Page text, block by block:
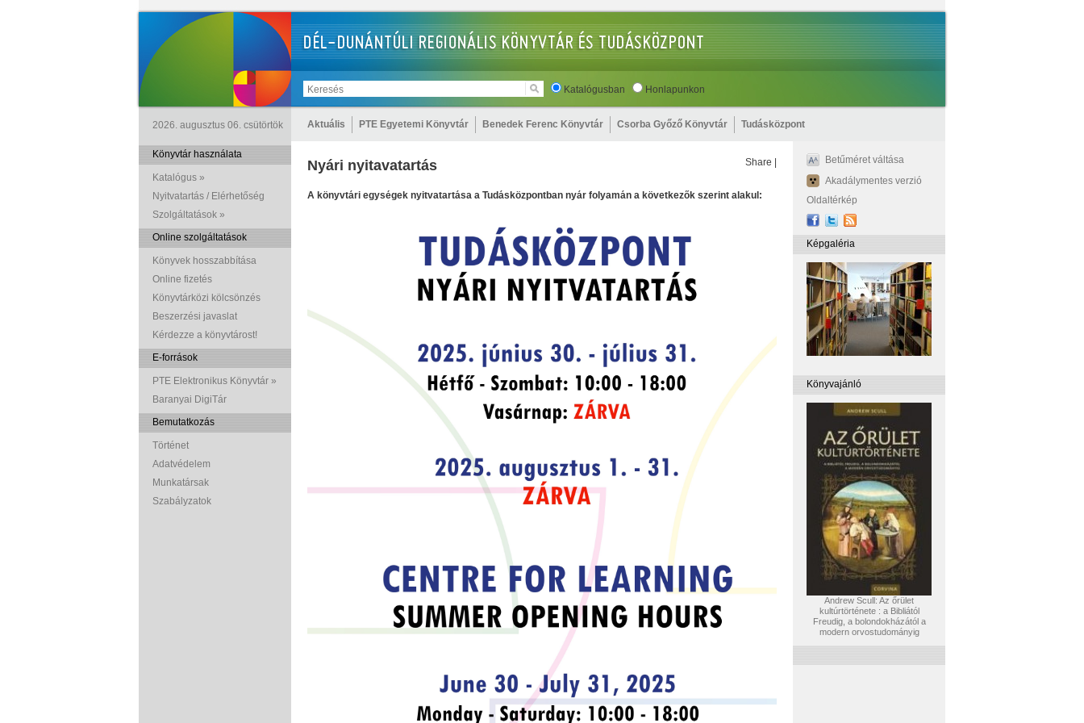
Katalógusban Honlapunkon
2026. augusztus 06. csütörtök Aktuális PTE Egyetemi Könyvtár Benedek Ferenc Könyvtár Csorba Győző Könyvtár Tudásközpont
Könyvtár használata
Katalógus »
Nyitvatartás / Elérhetőség
Szolgáltatások »
Online szolgáltatások
Könyvek hosszabbítása
Online fizetés
Könyvtárközi kölcsönzés
Beszerzési javaslat
Kérdezze a könyvtárost!
E-források
PTE Elektronikus Könyvtár »
Baranyai DigiTár
Bemutatkozás
Történet
Adatvédelem
Munkatársak
Szabályzatok
Share
Nyári nyitavatartás
A könyvtári egységek nyitvatartása a Tudásközpontban nyár folyamán a következők szerint alakul:
Betűméret váltása
Akadálymentes verzió
Oldaltérkép
Képgaléria
Könyvajánló
Andrew Scull: Az őrület
kultúrtörténete : a Bibliától
Freudig, a bolondokházától a
modern orvostudományig